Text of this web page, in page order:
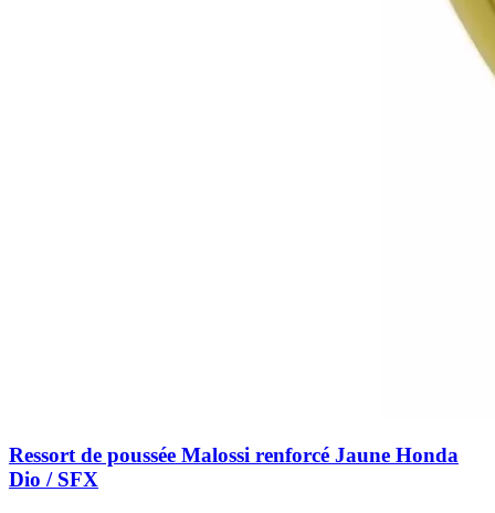
Ressort de poussée Malossi renforcé Jaune Honda
Dio / SFX